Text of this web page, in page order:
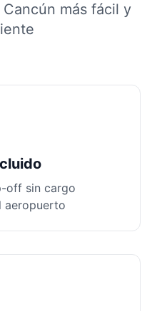
más fácil y
off sin cargo
aeropuerto